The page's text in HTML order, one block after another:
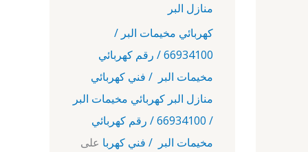
منازل البر
كهربائي مخيمات البر /
66934100 / رقم كهربائي
مخيمات البر / فني كهربائي
منازل البر كهربائي مخيمات البر
/ 66934100 / رقم كهربائي
مخيمات البر / فني كهربا على